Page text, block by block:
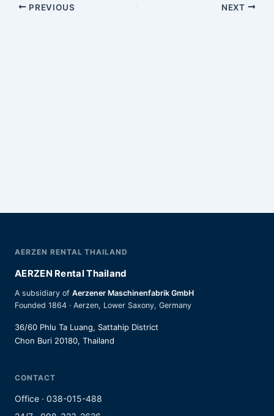
PREVIOUS NEXT
AERZEN RENTAL THAILAND
AERZEN Rental Thailand
A subsidiary of Aerzener Maschinenfabrik GmbH
Founded 1864 · Aerzen, Lower Saxony, Germany
36/60 Phlu Ta Luang, Sattahip District
Chon Buri 20180, Thailand
CONTACT
Office · 038-015-488